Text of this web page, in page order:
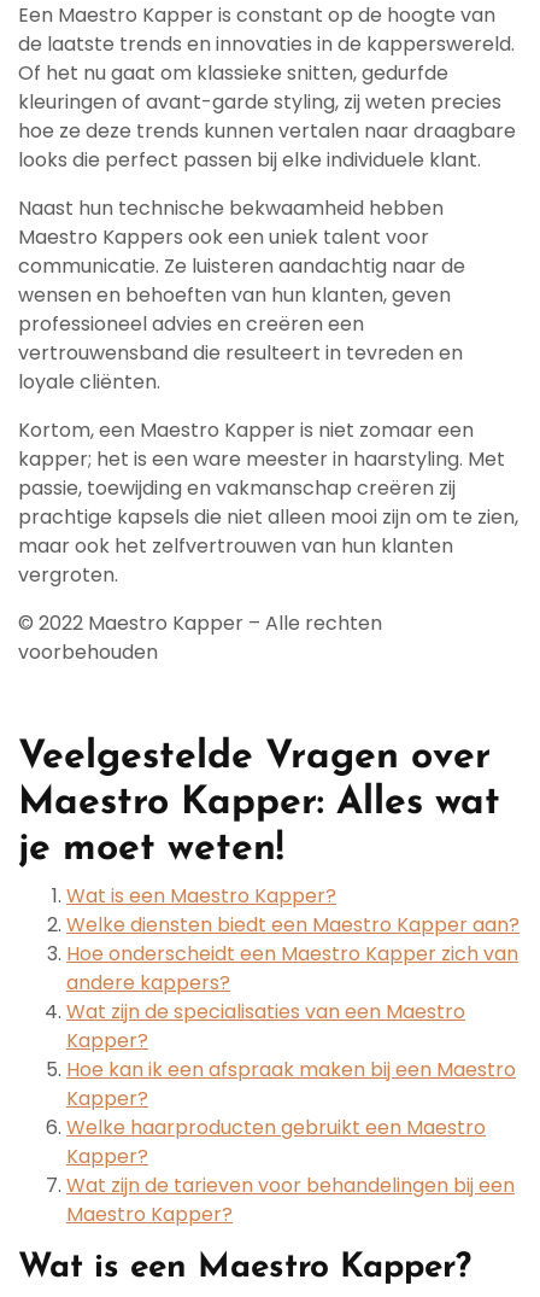
Een Maestro Kapper is constant op de hoogte van
de laatste trends en innovaties in de kapperswereld.
Of het nu gaat om klassieke snitten, gedurfde
kleuringen of avant-garde styling, zij weten precies
hoe ze deze trends kunnen vertalen naar draagbare
looks die perfect passen bij elke individuele klant.
Naast hun technische bekwaamheid hebben
Maestro Kappers ook een uniek talent voor
communicatie. Ze luisteren aandachtig naar de
wensen en behoeften van hun klanten, geven
professioneel advies en creëren een
vertrouwensband die resulteert in tevreden en
loyale cliënten.
Kortom, een Maestro Kapper is niet zomaar een
kapper; het is een ware meester in haarstyling. Met
passie, toewijding en vakmanschap creëren zij
prachtige kapsels die niet alleen mooi zijn om te zien,
maar ook het zelfvertrouwen van hun klanten
vergroten.
© 2022 Maestro Kapper – Alle rechten
voorbehouden
Veelgestelde Vragen over
Maestro Kapper: Alles wat
je moet weten!
Wat is een Maestro Kapper?
Welke diensten biedt een Maestro Kapper aan?
Hoe onderscheidt een Maestro Kapper zich van
andere kappers?
Wat zijn de specialisaties van een Maestro
Kapper?
Hoe kan ik een afspraak maken bij een Maestro
Kapper?
Welke haarproducten gebruikt een Maestro
Kapper?
Wat zijn de tarieven voor behandelingen bij een
Maestro Kapper?
Wat is een Maestro Kapper?